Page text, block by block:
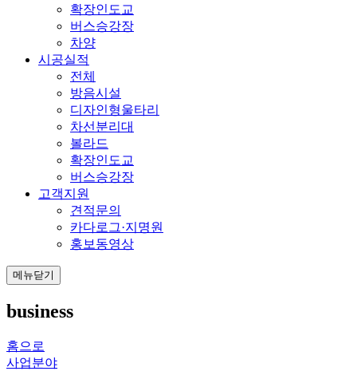
확장인도교
버스승강장
차양
시공실적
전체
방음시설
디자인형울타리
차선분리대
볼라드
확장인도교
버스승강장
고객지원
견적문의
카다로그·지명원
홍보동영상
메뉴닫기
business
홈으로
사업분야